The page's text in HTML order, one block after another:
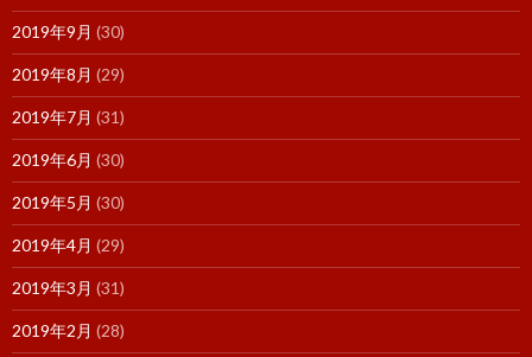
2019年9月 (30)
2019年8月 (29)
2019年7月 (31)
2019年6月 (30)
2019年5月 (30)
2019年4月 (29)
2019年3月 (31)
2019年2月 (28)